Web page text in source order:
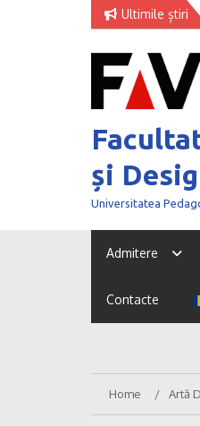
Ultimile știri
și
Universitatea
Admitere
Contacte
Home Artă